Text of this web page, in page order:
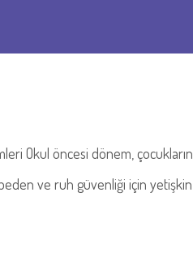
Okul öncesi dönem, çocukların
ve ruh güvenliği için yetişkin